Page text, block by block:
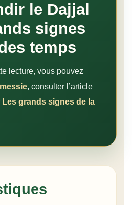
le Dajjal
signes
temps
lecture, vous pouvez
, consulter l’article
Les grands signes de la